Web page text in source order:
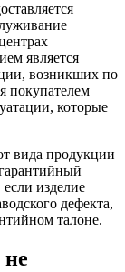
является
возникших по
покупателем
которые
вида продукции
если изделие
дефекта,
талоне.